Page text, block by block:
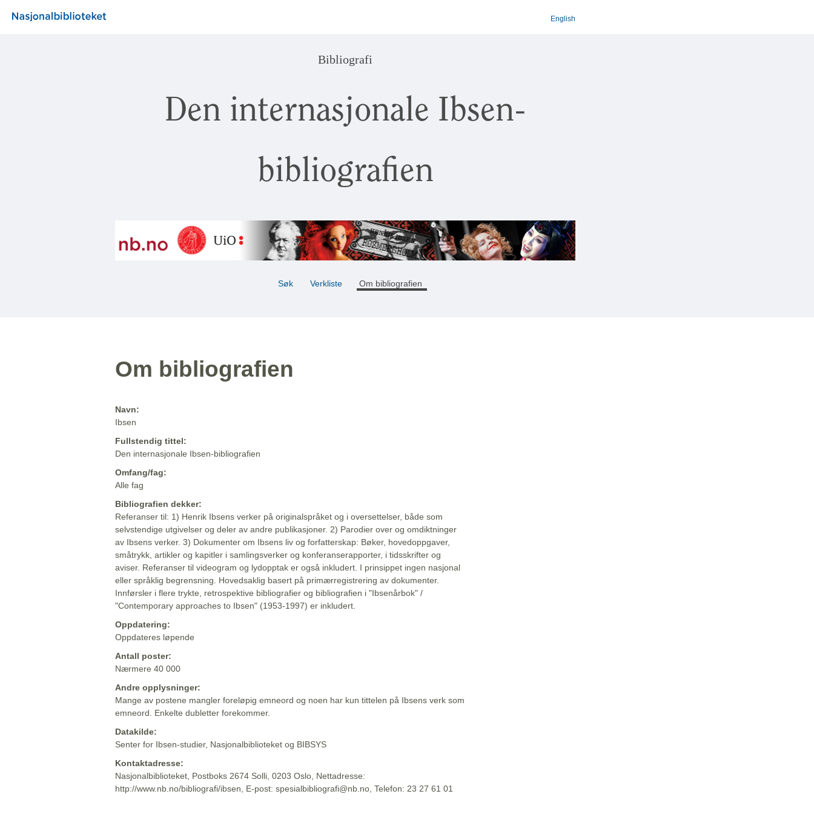
English
Bibliografi
Den internasjonale Ibsen-
bibliografien
Søk Verkliste Om bibliografien
Om bibliografien
Navn:
Ibsen
Fullstendig tittel:
Den internasjonale Ibsen-bibliografien
Omfang/fag:
Alle fag
Bibliografien dekker:
Referanser til: 1) Henrik Ibsens verker på originalspråket og i oversettelser, både som
selvstendige utgivelser og deler av andre publikasjoner. 2) Parodier over og omdiktninger
av Ibsens verker. 3) Dokumenter om Ibsens liv og forfatterskap: Bøker, hovedoppgaver,
småtrykk, artikler og kapitler i samlingsverker og konferanserapporter, i tidsskrifter og
aviser. Referanser til videogram og lydopptak er også inkludert. I prinsippet ingen nasjonal
eller språklig begrensning. Hovedsaklig basert på primærregistrering av dokumenter.
Innførsler i flere trykte, retrospektive bibliografier og bibliografien i "Ibsenårbok" /
"Contemporary approaches to Ibsen" (1953-1997) er inkludert.
Oppdatering:
Oppdateres løpende
Antall poster:
Nærmere 40 000
Andre opplysninger:
Mange av postene mangler foreløpig emneord og noen har kun tittelen på Ibsens verk som
emneord. Enkelte dubletter forekommer.
Datakilde:
Senter for Ibsen-studier, Nasjonalbiblioteket og BIBSYS
Kontaktadresse:
Nasjonalbiblioteket, Postboks 2674 Solli, 0203 Oslo, Nettadresse:
http://www.nb.no/bibliografi/ibsen, E-post: spesialbibliografi@nb.no, Telefon: 23 27 61 01